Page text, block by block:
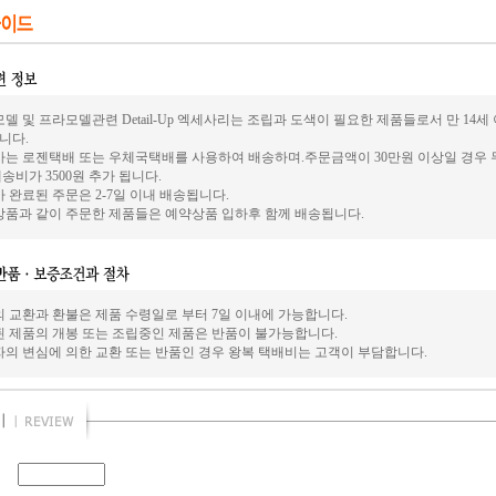
및 프라모델관련 Detail-Up 엑세사리는 조립과 도색이 필요한 제품들로서 만 14세
다.
는 로젠택배 또는 우체국택배를 사용하여 배송하며.주문금액이 30만원 이상일 경우
비가 3500원 추가 됩니다.
완료된 주문은 2-7일 이내 배송됩니다.
품과 같이 주문한 제품들은 예약상품 입하후 함께 배송됩니다.
교환과 환불은 제품 수령일로 부터 7일 이내에 가능합니다.
제품의 개봉 또는 조립중인 제품은 반품이 불가능합니다.
의 변심에 의한 교환 또는 반품인 경우 왕복 택배비는 고객이 부담합니다.